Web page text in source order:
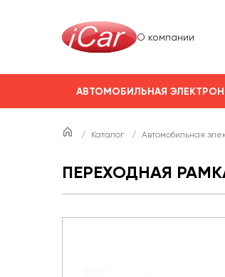
О компании
АВТОМОБИЛЬНАЯ
/ Каталог / Автомобильная
ПЕРЕХОДНАЯ РАМКА